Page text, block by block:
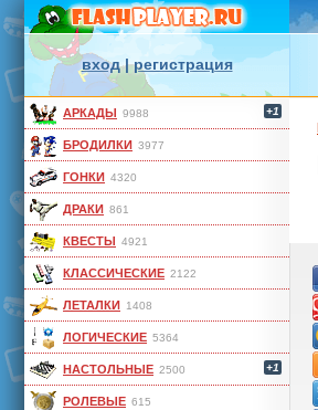
вход|регистрация
АРКАДЫ 9988 +1
БРОДИЛКИ 3977
ГОНКИ 4320
ДРАКИ 861
КВЕСТЫ 4921
КЛАССИЧЕСКИЕ 2122
ЛЕТАЛКИ 1408
ЛОГИЧЕСКИЕ 5364
НАСТОЛЬНЫЕ 2500 +1
РОЛЕВЫЕ 615